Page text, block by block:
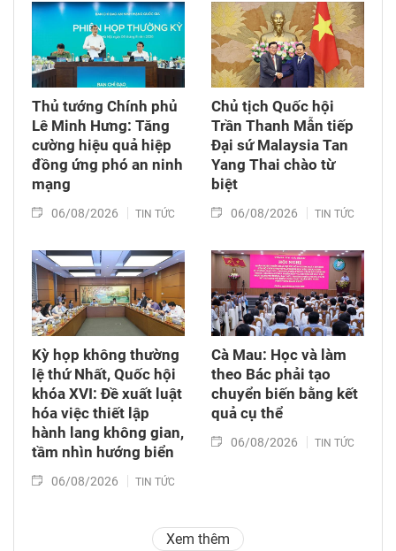
Thủ tướng Chính phủ
Lê Minh Hưng: Tăng
cường hiệu quả hiệp
đồng ứng phó an ninh
mạng
06/08/2026 TIN TỨC
Chủ tịch Quốc hội
Trần Thanh Mẫn tiếp
Đại sứ Malaysia Tan
Yang Thai chào từ
biệt
06/08/2026 TIN TỨC
Kỳ họp không thường
lệ thứ Nhất, Quốc hội
khóa XVI: Đề xuất luật
hóa việc thiết lập
hành lang không gian,
tầm nhìn hướng biển
06/08/2026 TIN TỨC
Cà Mau: Học và làm
theo Bác phải tạo
chuyển biến bằng kết
quả cụ thể
06/08/2026 TIN TỨC
Xem thêm